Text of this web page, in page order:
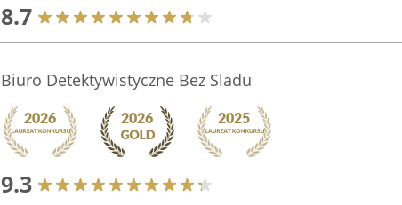
8.7
Biuro Detektywistyczne Bez Sladu
9.3